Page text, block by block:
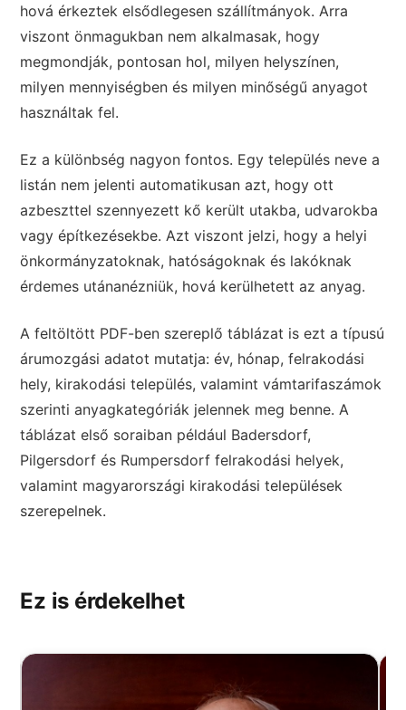
hová érkeztek elsődlegesen szállítmányok. Arra
viszont önmagukban nem alkalmasak, hogy
megmondják, pontosan hol, milyen helyszínen,
milyen mennyiségben és milyen minőségű anyagot
használtak fel.
Ez a különbség nagyon fontos. Egy település neve a
listán nem jelenti automatikusan azt, hogy ott
azbeszttel szennyezett kő került utakba, udvarokba
vagy építkezésekbe. Azt viszont jelzi, hogy a helyi
önkormányzatoknak, hatóságoknak és lakóknak
érdemes utánanézniük, hová kerülhetett az anyag.
A feltöltött PDF-ben szereplő táblázat is ezt a típusú
árumozgási adatot mutatja: év, hónap, felrakodási
hely, kirakodási település, valamint vámtarifaszámok
szerinti anyagkategóriák jelennek meg benne. A
táblázat első soraiban például Badersdorf,
Pilgersdorf és Rumpersdorf felrakodási helyek,
valamint magyarországi kirakodási települések
szerepelnek.
Ez is érdekelhet